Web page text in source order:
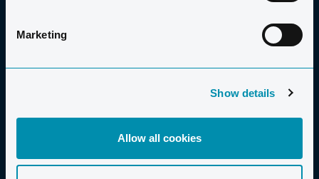
Marketing
Show details
Allow all cookies
ZU WISSEN
Wenn Sie die Möglichkeit haben, außerhalb der Saison
von Mai bis Juni oder im September zu reisen, können
wir Ihnen die besten Preise bieten.